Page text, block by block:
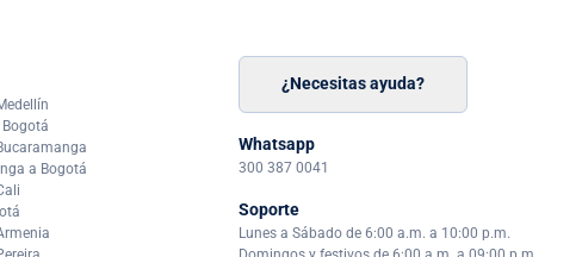
Bogotá
a Bogotá
¿Necesitas ayuda?
Whatsapp
300 387 0041
Soporte
Lunes a Sábado de 6:00 a.m. a 10:00 p.m.